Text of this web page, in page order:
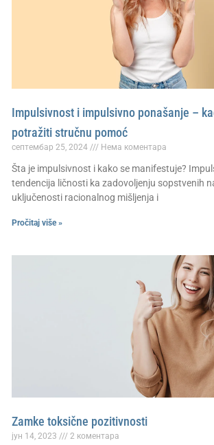
Impulsivnost i impulsivno ponašanje –
potražiti stručnu pomoć
септембар 25, 2024 Нема коментара
Šta je impulsivnost i kako se manifestuje?
tendencija ličnosti ka zadovoljenju sopstvenih
uključenosti racionalnog mišljenja i
Pročitaj više »
Zamke toksične pozitivnosti
јун 14, 2023 2 коментара